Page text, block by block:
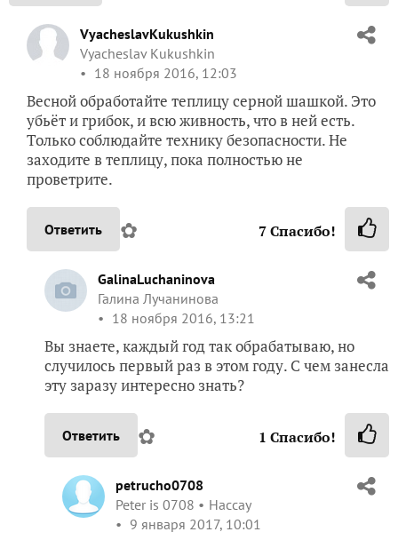
VyacheslavKukushkin
Vyacheslav Kukushkin
18 ноября 2016, 12:03
Весной обработайте теплицу серной шашкой. Это
убьёт и грибок, и всю живность, что в ней есть.
Только соблюдайте технику безопасности. Не
заходите в теплицу, пока полностью не
проветрите.
Ответить ✿ 7Спасибо!
GalinaLuchaninova
Галина Лучанинова
18 ноября 2016, 13:21
Вы знаете, каждый год так обрабатываю, но
случилось первый раз в этом году. С чем занесла
эту заразу интересно знать?
Ответить ✿ 1 Спасибо!
petrucho0708
Peter is 0708
Нассау
9 января 2017, 10:01